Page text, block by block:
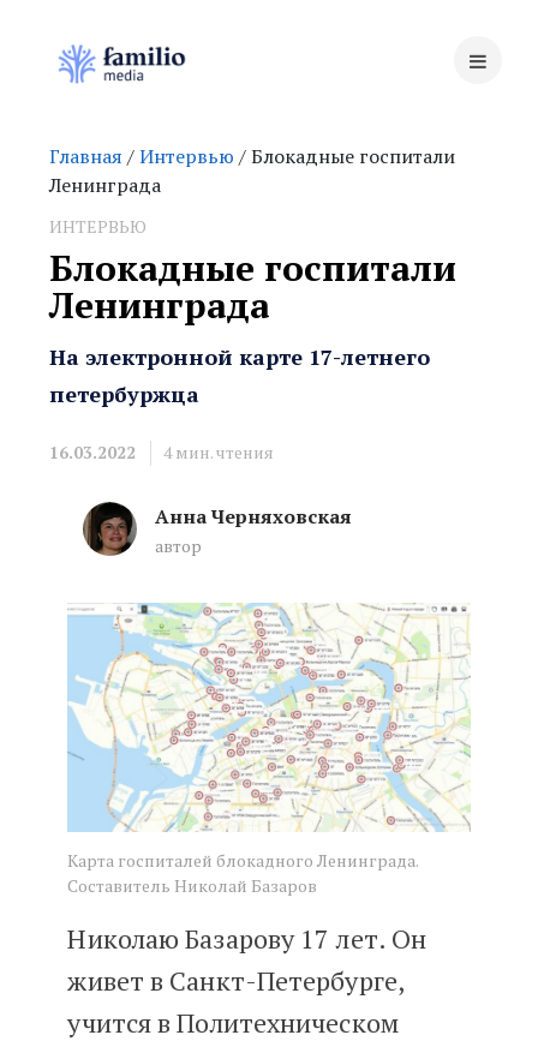
Главная /Интервью / Блокадные госпитали
Ленинграда
ИНТЕРВЬЮ
Блокадные госпитали
Ленинграда
На электронной карте 17-летнего
петербуржца
16.03.2022 4мин. чтения
Анна Черняховская
автор
Блокадные госпитали
Карта госпиталей блокадного Ленинграда.
Составитель Николай Базаров
Николаю Базарову 17 лет. Он
живет в Санкт-Петербурге,
учится в Политехническом